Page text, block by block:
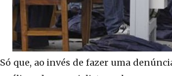
Só que, ao invés de fazer uma